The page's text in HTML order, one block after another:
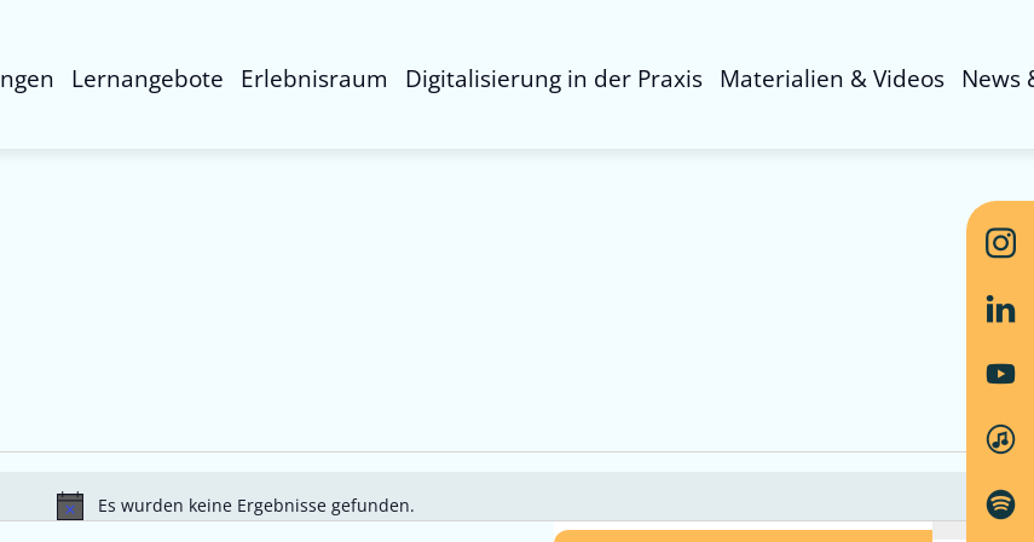
Lernangebote Erlebnisraum Digitalisierung in der Praxis Materialien & Videos News
Hinweis
Es wurden keine Ergebnisse gefunden.